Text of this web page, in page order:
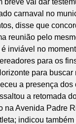
carnaval no
disse que
reunião pelo
inviável no
para os
para
a presença
a retomada
Avenida Padre
indicou